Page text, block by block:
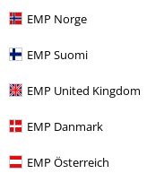
EMP Norge
EMP Suomi
EMP United Kingdom
EMP Danmark
EMP Österreich